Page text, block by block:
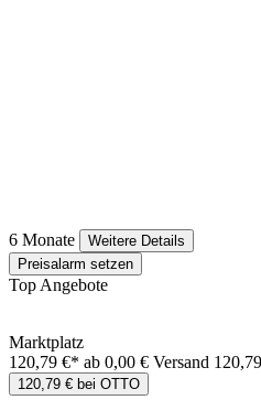
6 Monate
Weitere Details
Preisalarm setzen
Top Angebote
Marktplatz
120,79 €* ab 0,00 € Versand
120,79 € bei OTTO